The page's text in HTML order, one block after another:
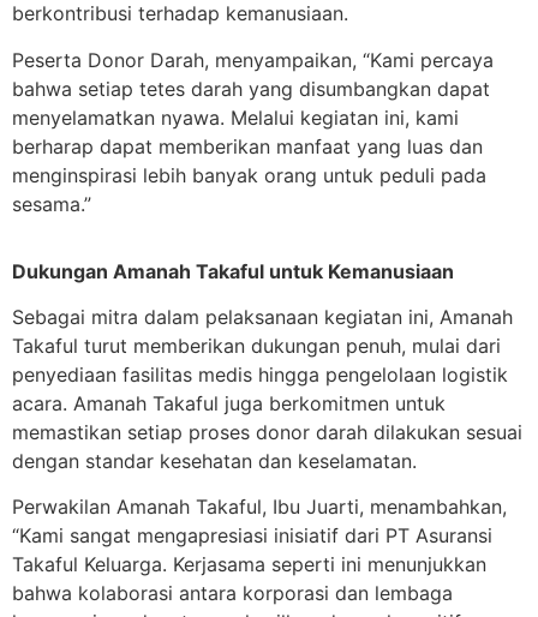
berkontribusi terhadap kemanusiaan.
Peserta Donor Darah, menyampaikan, “Kami percaya
bahwa setiap tetes darah yang disumbangkan dapat
menyelamatkan nyawa. Melalui kegiatan ini, kami
berharap dapat memberikan manfaat yang luas dan
menginspirasi lebih banyak orang untuk peduli pada
sesama.”
Dukungan Amanah Takaful untuk Kemanusiaan
Sebagai mitra dalam pelaksanaan kegiatan ini, Amanah
Takaful turut memberikan dukungan penuh, mulai dari
penyediaan fasilitas medis hingga pengelolaan logistik
acara. Amanah Takaful juga berkomitmen untuk
memastikan setiap proses donor darah dilakukan sesuai
dengan standar kesehatan dan keselamatan.
Perwakilan Amanah Takaful, Ibu Juarti, menambahkan,
“Kami sangat mengapresiasi inisiatif dari PT Asuransi
Takaful Keluarga. Kerjasama seperti ini menunjukkan
bahwa kolaborasi antara korporasi dan lembaga